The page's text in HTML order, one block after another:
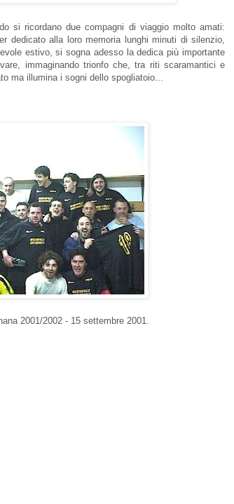
si ricordano due compagni di viaggio molto amati:
dedicato alla loro memoria lunghi minuti di silenzio,
estivo, si sogna adesso la dedica più importante
immaginando trionfo che, tra riti scaramantici e
ma illumina i sogni dello spogliatoio...
2001/2002 - 15 settembre 2001.